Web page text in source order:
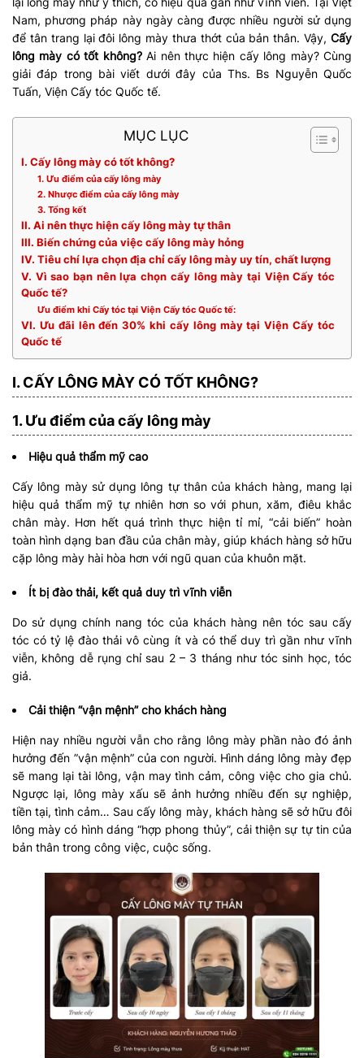
Nam, phương pháp này ngày càng được nhiều người sử dụng
để tân trang lại đôi lông mày thưa thớt của bản thân. Vậy, Cấy
lông mày có tốt không?Ai nên thực hiện cấy lông mày? Cùng
giải đáp trong bài viết dưới đây của Ths. Bs Nguyễn Quốc
Tuấn, Viện Cấy tóc Quốc tế.
MỤC LỤC
I. Cấy lông mày có tốt không?
1. Ưu điểm của cấy lông mày
2. Nhược điểm của cấy lông mày
3. Tổng kết
II. Ai nên thực hiện cấy lông mày tự thân
III. Biến chứng của việc cấy lông mày hỏng
IV. Tiêu chí lựa chọn địa chỉ cấy lông mày uy tín, chất lượng
V. Vì sao bạn nên lựa chọn cấy lông mày tại Viện Cấy tóc
Quốc tế?
Ưu điểm khi Cấy tóc tại Viện Cấy tóc Quốc tế:
VI. Ưu đãi lên đến 30% khi cấy lông mày tại Viện Cấy tóc
Quốc tế
I. CẤY LÔNG MÀY CÓ TỐT KHÔNG?
1. Ưu điểm của cấy lông mày
Hiệu quả thẩm mỹ cao
Cấy lông mày sử dụng lông tự thân của khách hàng, mang lại
hiệu quả thẩm mỹ tự nhiên hơn so với phun, xăm, điêu khắc
chân mày. Hơn hết quá trình thực hiện tỉ mỉ, “cải biến” hoàn
toàn hình dạng ban đầu của chân mày, giúp khách hàng sở hữu
cặp lông mày hài hòa hơn với ngũ quan của khuôn mặt.
Ít bị đào thải, kết quả duy trì vĩnh viễn
Do sử dụng chính nang tóc của khách hàng nên tóc sau cấy
tóc có tỷ lệ đào thải vô cùng ít và có thể duy trì gần như vĩnh
viễn, không dễ rụng chỉ sau 2 – 3 tháng như tóc sinh học, tóc
giả.
Cải thiện “vận mệnh” cho khách hàng
Hiện nay nhiều người vẫn cho rằng lông mày phần nào đó ảnh
hưởng đến ”vận mệnh” của con người. Hình dáng lông mày đẹp
sẽ mang lại tài lông, vận may tình cảm, công việc cho gia chủ.
Ngược lại, lông mày xấu sẽ ảnh hưởng nhiều đến sự nghiệp,
tiền tại, tình cảm… Sau cấy lông mày, khách hàng sẽ sở hữu đôi
lông mày có hình dáng “hợp phong thủy”, cải thiện sự tự tin của
bản thân trong công việc, cuộc sống.